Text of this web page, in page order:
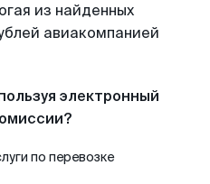
из найденных
авиакомпанией
электронный
по перевозке